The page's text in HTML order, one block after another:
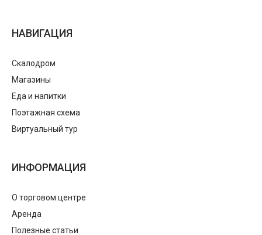
НАВИГАЦИЯ
Скалодром
Магазины
Еда и напитки
Поэтажная схема
Виртуальный тур
ИНФОРМАЦИЯ
О торговом центре
Аренда
Полезные статьи